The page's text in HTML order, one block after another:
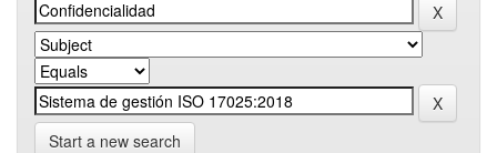
Start a new search